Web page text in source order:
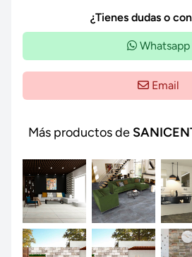
¿Tienes dudas o
Whatsapp
Email
Más productos de